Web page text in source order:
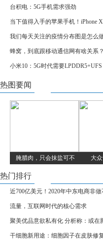
台积电：5G手机需求强劲
当下值得入手的苹果手机！iPhone
我们每天关注的疫情分布图是怎么
蜂窝，到底跟移动通信网有啥关系？
小米10：5G时代需要LPDDR5+UFS
热图要闻
腌腊肉，只会抹盐可不 大
热门排行
近700亿美元！2020年中东电商非做
流量，互联网时代的核心需求
聚美优品意欲私有化 分析称：或在
干细胞新用途：细胞因子在皮肤修